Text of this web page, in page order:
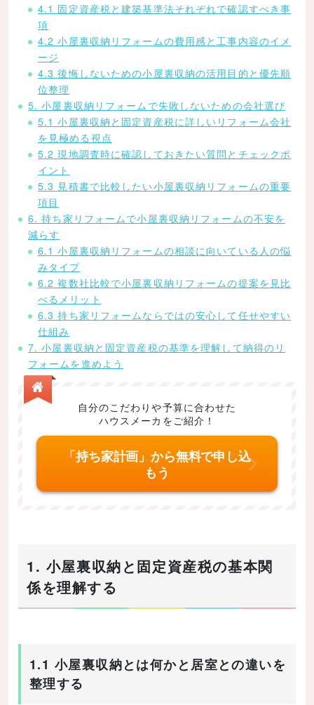
4.1 固定資産税と建築基準法それぞれで確認すべき事
項
4.2 小屋裏収納リフォームの費用感と工事内容のイメ
ージ
4.3 後悔しないための小屋裏収納の活用目的と優先順
位整理
5. 小屋裏収納リフォームで失敗しないための会社選び
5.1 小屋裏収納と固定資産税に詳しいリフォーム会社
を見極める視点
5.2 現地調査時に確認しておきたい質問とチェックポ
イント
5.3 見積書で比較したい小屋裏収納リフォームの重要
項目
6. 持ち家リフォームで小屋裏収納リフォームの不安を
減らす
6.1 小屋裏収納リフォームの相談に向いている人の悩
みタイプ
6.2 複数社比較で小屋裏収納リフォームの提案を見比
べるメリット
6.3 持ち家リフォームならではの安心して任せやすい
仕組み
7. 小屋裏収納と固定資産税の基準を理解して納得のリ
フォームを進めよう
自分のこだわりや予算に合わせた
ハウスメーカをご紹介！
「持ち家計画」から無料で申し込
もう
1. 小屋裏収納と固定資産税の基本関
係を理解する
1.1 小屋裏収納とは何かと居室との違いを
整理する